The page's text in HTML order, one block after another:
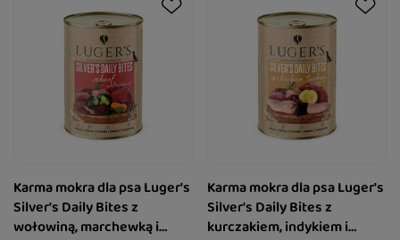
Karma mokra dla psa Luger's
Silver's Daily Bites z
wołowiną, marchewką i
Karma mokra dla psa Luger's
Silver's Daily Bites z
kurczakiem, indykiem i